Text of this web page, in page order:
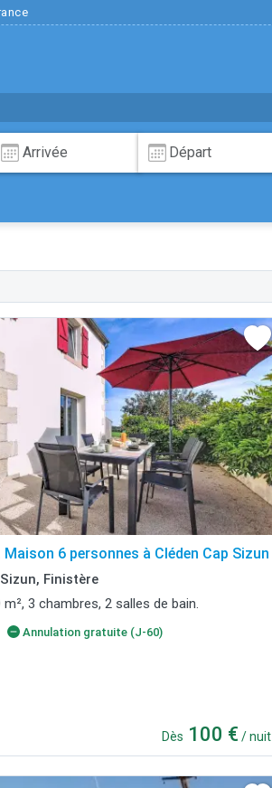
Maison 6 personnes à Cléden Cap Sizun
Finistère
3 chambres, 2 salles de bain.
Annulation gratuite (J-60)
Dès 100 € / nuit